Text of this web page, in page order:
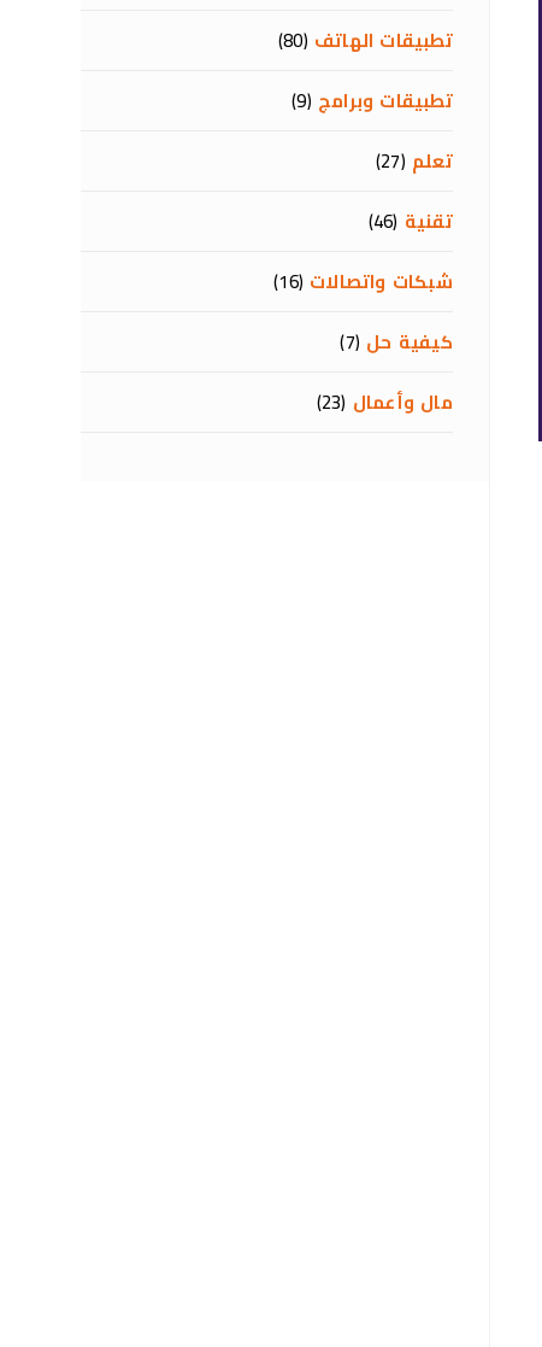
تطبيقات الهاتف (80)
تطبيقات وبرامج (9)
تعلم (27)
تقنية (46)
شبكات واتصالات (16)
كيفية حل (7)
مال وأعمال (23)